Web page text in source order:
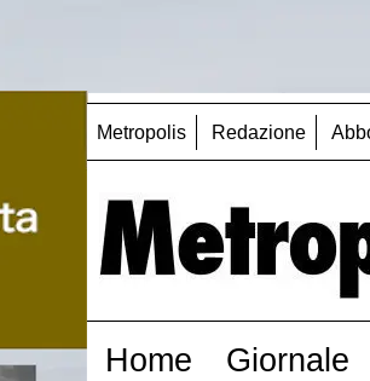
Metropolis Redazione
Home Giornale